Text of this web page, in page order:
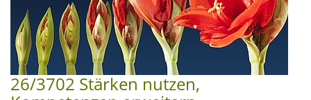
26/3702 Stärken nutzen,